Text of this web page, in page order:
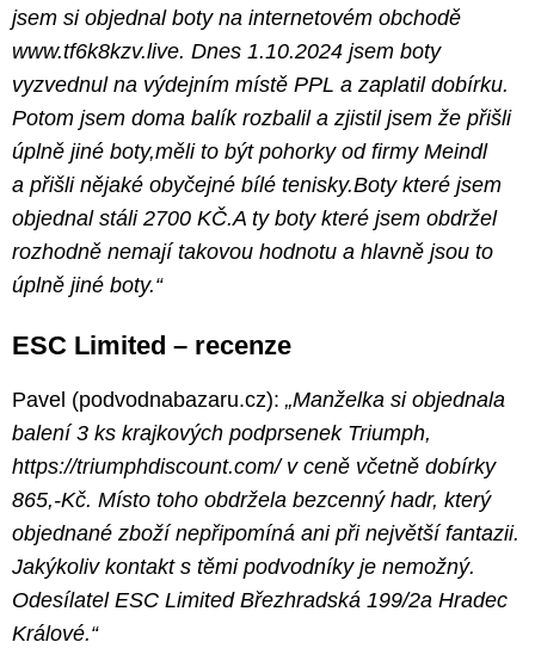
jsem si objednal boty na internetovém obchodě
www.tf6k8kzv.live. Dnes 1.10.2024 jsem boty
vyzvednul na výdejním místě PPL a zaplatil dobírku.
Potom jsem doma balík rozbalil a zjistil jsem že přišli
úplně jiné boty,měli to být pohorky od firmy Meindl
a přišli nějaké obyčejné bílé tenisky.Boty které jsem
objednal stáli 2700 KČ.A ty boty které jsem obdržel
rozhodně nemají takovou hodnotu a hlavně jsou to
úplně jiné boty.“
ESC Limited – recenze
Pavel (podvodnabazaru.cz): „Manželka si objednala
balení 3 ks krajkových podprsenek Triumph,
https://triumphdiscount.com/ v ceně včetně dobírky
865,-Kč. Místo toho obdržela bezcenný hadr, který
objednané zboží nepřipomíná ani při největší fantazii.
Jakýkoliv kontakt s těmi podvodníky je nemožný.
Odesílatel ESC Limited Březhradská 199/2a Hradec
Králové.“